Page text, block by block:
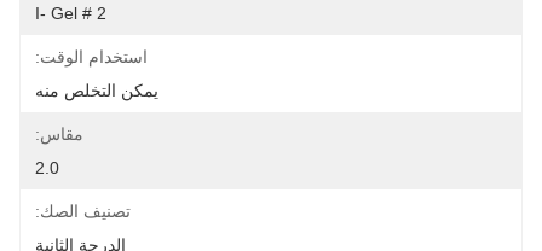
I- Gel # 2
استخدام الوقت:
يمكن التخلص منه
مقاس:
2.0
تصنيف الصك:
الدرجة الثانية